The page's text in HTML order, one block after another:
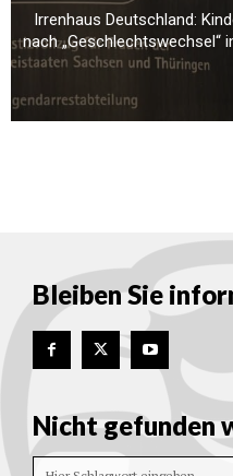
Irrenhaus Deutschland:
nach „Geschlechtswechsel“
Bleiben Sie
Nicht gefunden